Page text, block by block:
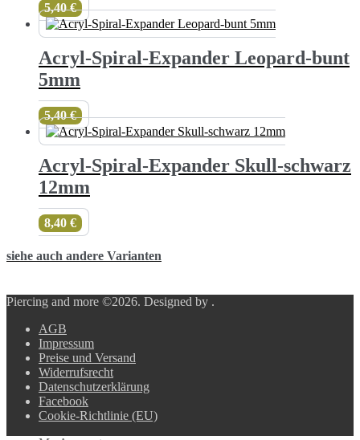
5,40€
Acryl-Spiral-Expander Leopard-bunt
5mm
5,40€
Acryl-Spiral-Expander Skull-schwarz
12mm
8,40 €
siehe auch andere Varianten
Piercing and more ©2026. Designed by .
AGB
Impressum
Preise und Versand
Widerrufsrecht
Datenschutzerklärung
Facebook
Cookie-Richtlinie (EU)